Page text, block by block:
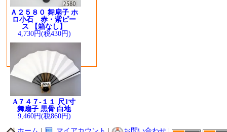
Ａ２５８０ 舞扇子 ホ
ロ小石 赤・紫ピー
ス 【箱なし】
4,730円(税430円)
A７４７-１１ 尺1寸
舞扇子 黒骨 白地
9,460円(税860円)